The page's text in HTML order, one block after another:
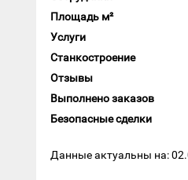
Площадь м²
Услуги
Станкостроение
Отзывы
Выполнено заказов
Безопасные сделки
Данные актуальны на: